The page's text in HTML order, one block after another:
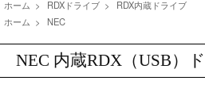
ホーム > RDXドライブ >
RDX内蔵ドライブ
ホーム > NEC
NEC 内蔵RDX（USB）